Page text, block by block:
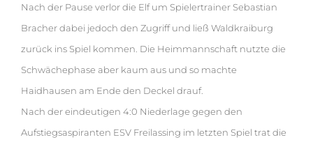
Nach der Pause verlor die Elf um Spielertrainer Sebastian
Bracher dabei jedoch den Zugriff und ließ Waldkraiburg
zurück ins Spiel kommen. Die Heimmannschaft nutzte die
Schwächephase aber kaum aus und so machte
Haidhausen am Ende den Deckel drauf.
Nach der eindeutigen 4:0 Niederlage gegen den
Aufstiegsaspiranten ESV Freilassing im letzten Spiel trat die